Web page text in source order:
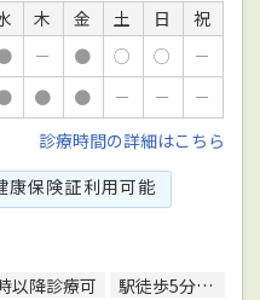
木 金 土 日
祝
－ ● ○ ○
－
● ● － －
－
診療時間の詳細はこちら
康保険証利用可能
以降診療可 駅徒歩5分圏内